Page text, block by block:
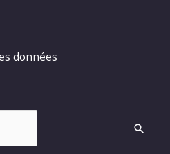
données